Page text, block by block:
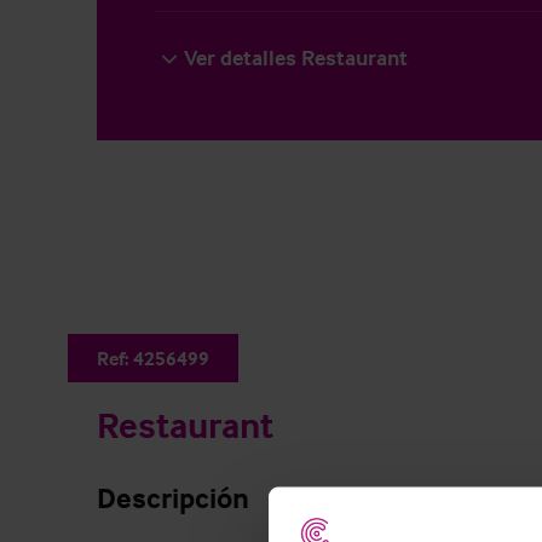
Ver detalles Restaurant
Ref: 4256499
Restaurant
Descripción